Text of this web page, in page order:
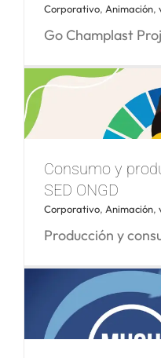
Go
Corporativo, Animación,
Go Champlast
Consumo y
SED ONGD
Corporativo, Animación,
Producción y